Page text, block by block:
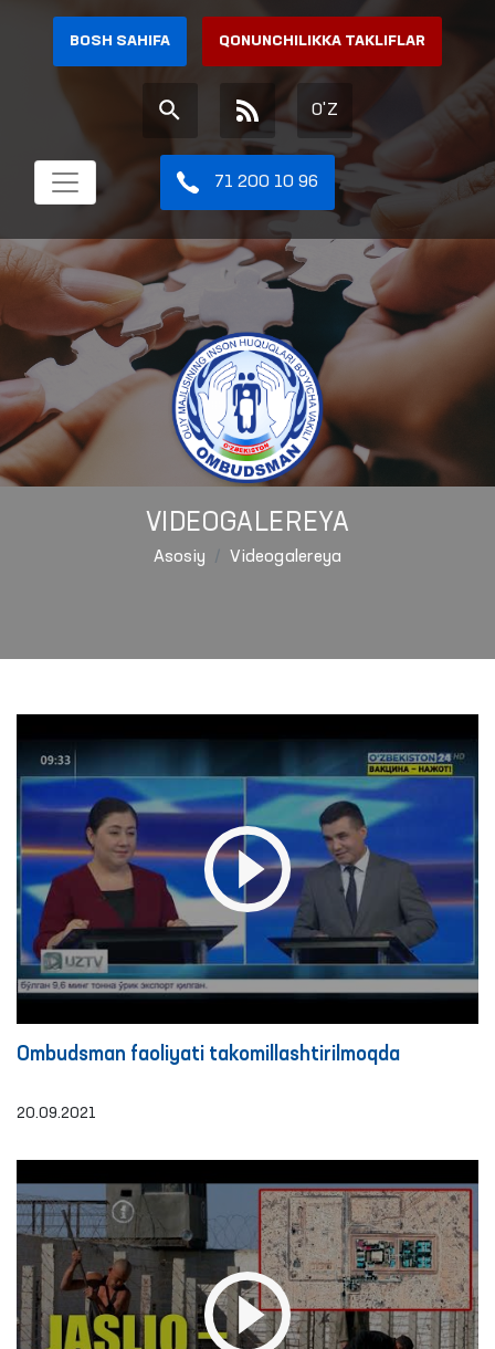
BOSH SAHIFA QONUNCHILIKKA TAKLIFLAR
O'Z
71 200 10 96
VIDEOGALEREYA
Asosiy Videogalereya
Ombudsman faoliyati takomillashtirilmoqda
20.09.2021